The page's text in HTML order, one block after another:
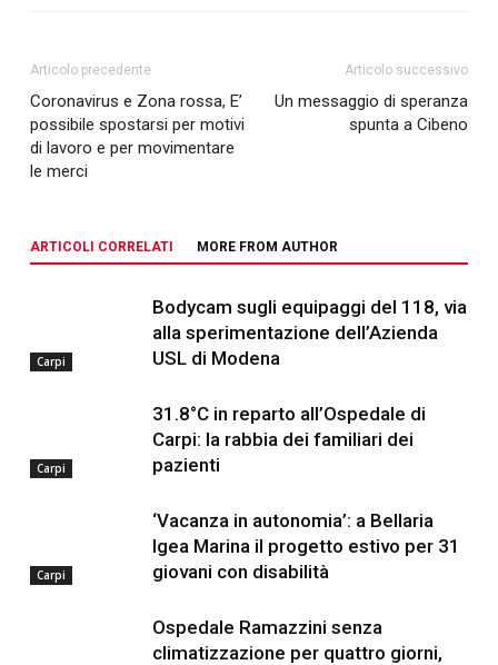
Articolo precedente
Coronavirus e Zona rossa, E’
possibile spostarsi per motivi
di lavoro e per movimentare
le merci
Articolo successivo
Un messaggio di speranza
spunta a Cibeno
ARTICOLI CORRELATI MORE FROM AUTHOR
Carpi
Bodycam sugli equipaggi del 118, via
alla sperimentazione dell’Azienda
USL di Modena
Carpi
31.8°C in reparto all’Ospedale di
Carpi: la rabbia dei familiari dei
pazienti
Carpi
‘Vacanza in autonomia’: a Bellaria
Igea Marina il progetto estivo per 31
giovani con disabilità
Ospedale Ramazzini senza
climatizzazione per quattro giorni,